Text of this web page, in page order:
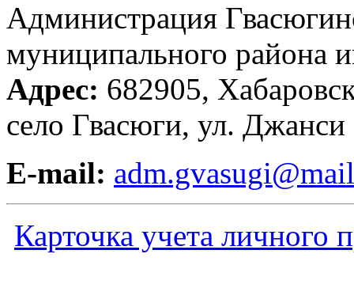
Администрация
муниципального района
Адрес: 682905,
село Гвасюги, ул.
E-mail:
Карточка учета личного